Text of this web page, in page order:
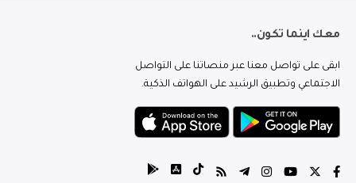
معك اينما تكون..
ابقى على تواصل معنا عبر منصاتنا على التواصل
الاجتماعي وتطبيق الرشيد على الهواتف الذكية.